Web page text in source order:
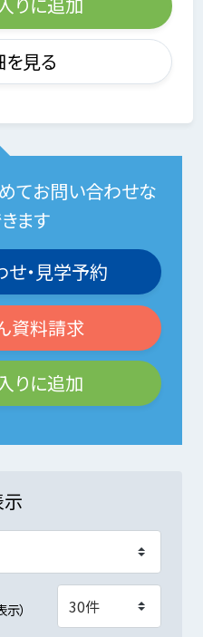
りに追加
見る
てお問い合わせな
ます
・見学予約
資料請求
りに追加
示
）